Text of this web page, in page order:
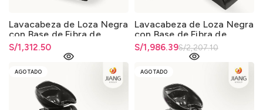
Lavacabeza de Loza Negra
con Base de Fibra de
Vidrio 013
S/1,312.50
Lavacabeza de Loza Negra
con Base de Fibra de
Vidrio 013S/2,207.10
El precio original era:
S/1,986.39
El precio actual es:
AGOTADO AGOTADO